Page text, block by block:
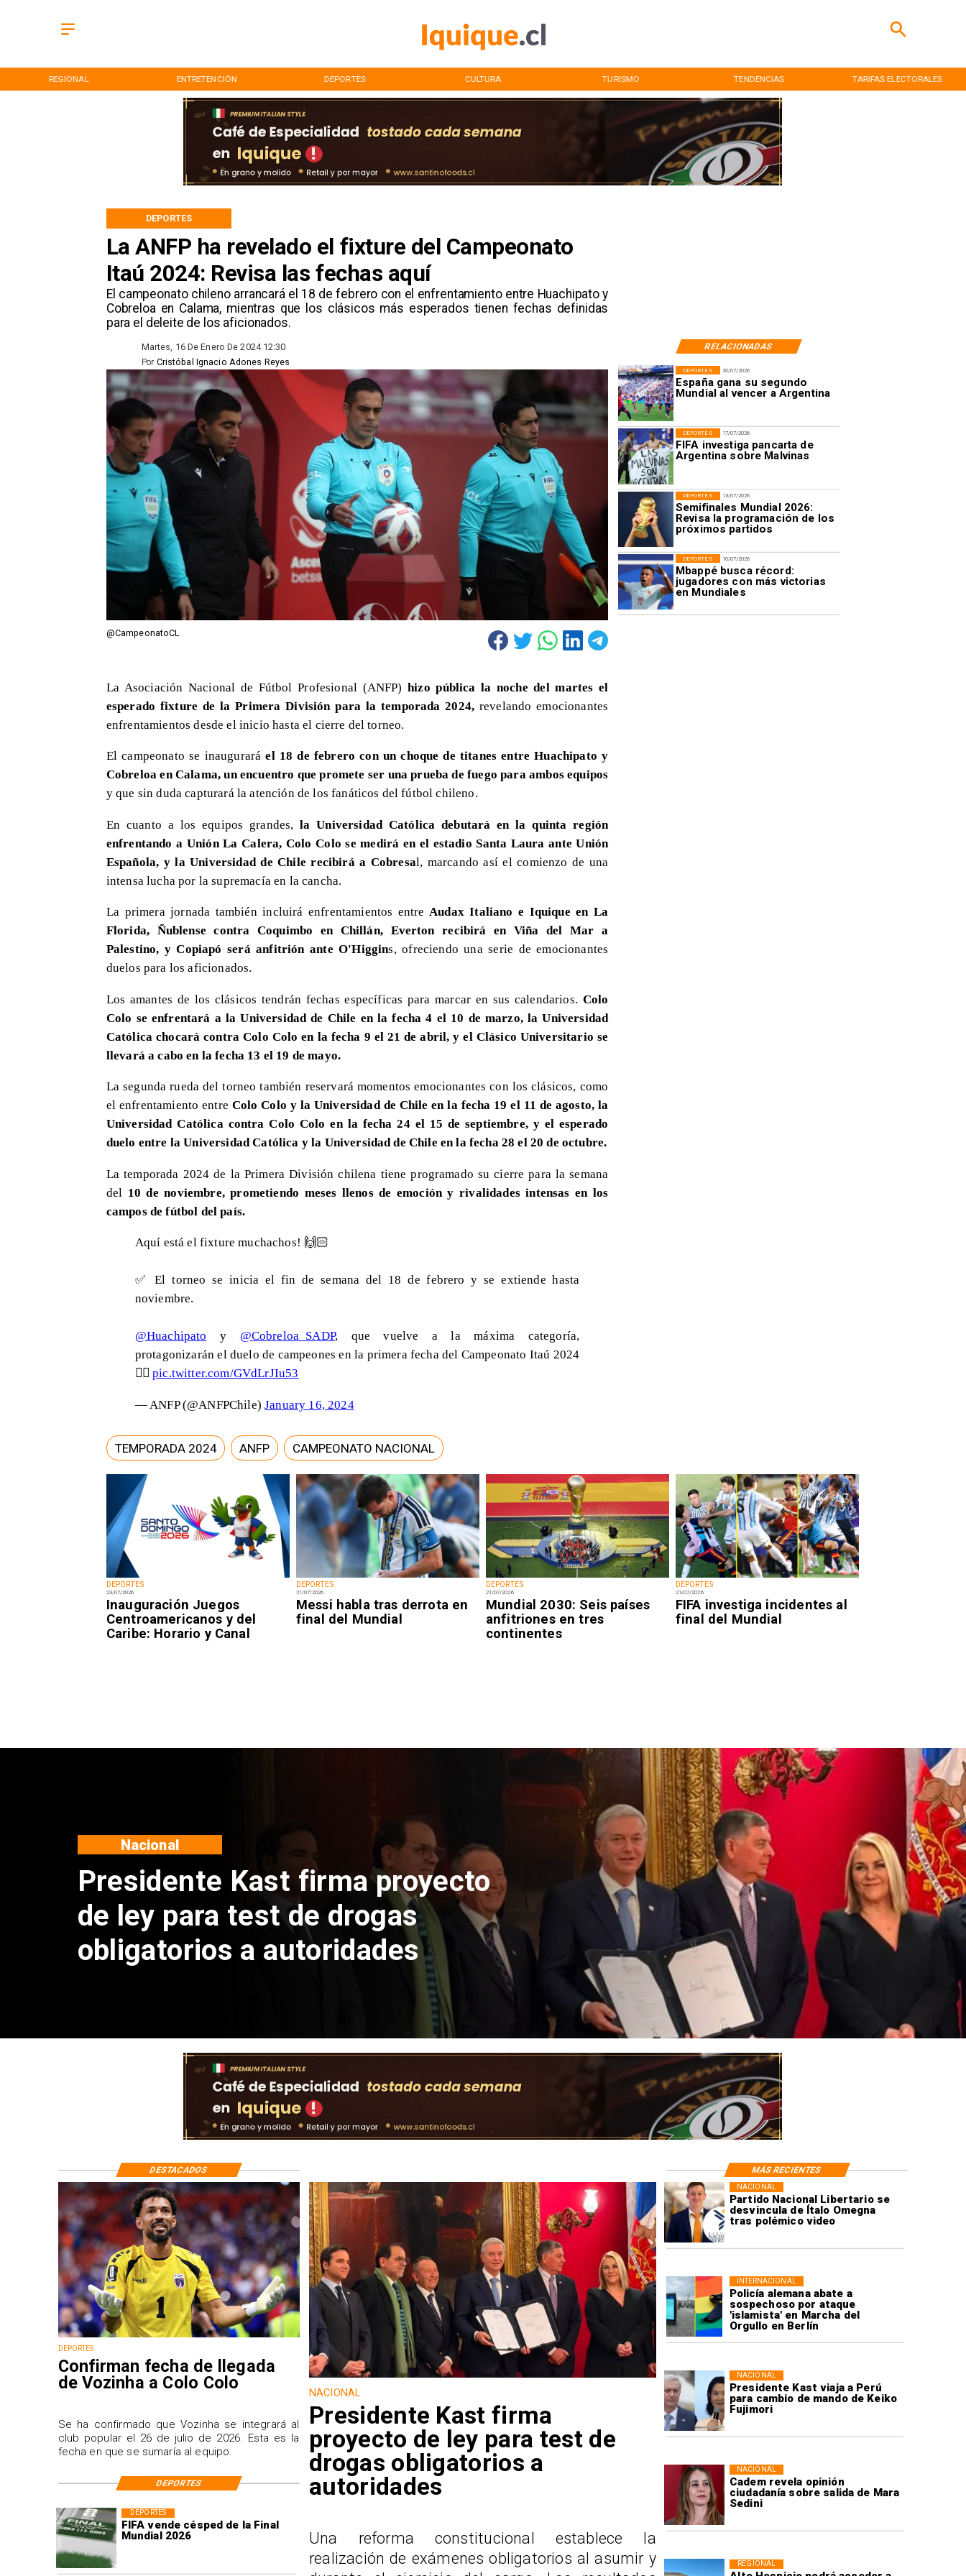
REGIONAL ENTRETENCIÓN DEPORTES CULTURA TURISMO TENDENCIAS TARIFAS ELECTORALES
La ANFP ha revelado el fixture del Campeonato
Itaú 2024: Revisa las fechas aquí
​El campeonato chileno arrancará el 18 de febrero con el enfrentamiento entre Huachipato y
Cobreloa en Calama, mientras que los clásicos más esperados tienen fechas definidas
para el deleite de los aficionados.
DEPORTES
RELACIONADAS
Martes, 16 De Enero De 2024 12:30
Cristóbal Ignacio Adones Reyes
Por
@CampeonatoCL
DEPORTES
23/07/2026
Inauguración Juegos
Centroamericanos y del
Caribe: Horario y Canal
DEPORTES
21/07/2026
Messi habla tras derrota en
final del Mundial
DEPORTES
21/07/2026
Mundial 2030: Seis países
anfitriones en tres
continentes
DEPORTES
21/07/2026
FIFA investiga incidentes al
final del Mundial
20/07/2026
España gana su segundo
Mundial al vencer a Argentina
DEPORTES
17/07/2026
FIFA investiga pancarta de
Argentina sobre Malvinas
DEPORTES
13/07/2026
Semifinales Mundial 2026:
Revisa la programación de los
próximos partidos
DEPORTES
10/07/2026
Mbappé busca récord:
jugadores con más victorias
en Mundiales
DEPORTES
La Asociación Nacional de Fútbol Profesional (ANFP)hizo pública la noche del martes el
esperado fixture de la Primera División para la temporada 2024, revelando emocionantes
enfrentamientos desde el inicio hasta el cierre del torneo.
​El campeonato se inaugurará el 18 de febrero con un choque de titanes entre Huachipato y
Cobreloa en Calama, un encuentro que promete ser una prueba de fuego para ambos equipos
y que sin duda capturará la atención de los fanáticos del fútbol chileno.
En cuanto a los equipos grandes,la Universidad Católica debutará en la quinta región
enfrentando a Unión La Calera, Colo Colo se medirá en el estadio Santa Laura ante Unión
Española, y la Universidad de Chile recibirá a Cobresal, marcando así el comienzo de una
intensa lucha por la supremacía en la cancha.
La primera jornada también incluirá enfrentamientos entre Audax Italiano e Iquique en La
Florida, Ñublense contra Coquimbo en Chillán, Everton recibirá en Viña del Mar a
Palestino, y Copiapó será anfitrión ante O'Higgins, ofreciendo una serie de emocionantes
duelos para los aficionados.
Los amantes de los clásicos tendrán fechas específicas para marcar en sus calendarios. Colo
Colo se enfrentará a la Universidad de Chile en la fecha 4 el 10 de marzo, la Universidad
Católica chocará contra Colo Colo en la fecha 9 el 21 de abril, y el Clásico Universitario se
llevará a cabo en la fecha 13 el 19 de mayo.
La segunda rueda del torneo también reservará momentos emocionantes con los clásicos, como
el enfrentamiento entre Colo Colo y la Universidad de Chile en la fecha 19 el 11 de agosto, la
Universidad Católica contra Colo Colo en la fecha 24 el 15 de septiembre, y el esperado
duelo entre la Universidad Católica y la Universidad de Chile en la fecha 28 el 20 de octubre.
La temporada 2024 de la Primera División chilena tiene programado su cierre para la semana
del 10 de noviembre, prometiendo meses llenos de emoción y rivalidades intensas en los
campos de fútbol del país.
Aquí está el fixture muchachos! 🙌🏻
✅ El torneo se inicia el fin de semana del 18 de febrero y se extiende hasta
noviembre.
@Huachipato y @Cobreloa_SADP, que vuelve a la máxima categoría,
protagonizarán el duelo de campeones en la primera fecha del Campeonato Itaú 2024
👇🏼pic.twitter.com/GVdLrJIu53
— ANFP (@ANFPChile)January 16, 2024
TEMPORADA 2024 ANFP CAMPEONATO NACIONAL
Confirman fecha de llegada de
Vozinha a Colo Colo
Deportes
Partido Nacional Libertario se
desvincula de Ítalo Omegna
tras polémico video
NACIONAL
Policía alemana abate a
sospechoso por ataque
'islamista' en Marcha del
Orgullo en Berlín
INTERNACIONAL
Presidente Kast viaja a Perú
para cambio de mando de Keiko
Fujimori
NACIONAL
Cadem revela opinión
ciudadanía sobre salida de Mara
Sedini
NACIONAL
REGIONAL
FIFA vende césped de la Final
Mundial 2026
DEPORTES
DEPORTES
Confirman fecha de llegada
de Vozinha a Colo Colo
Se ha confirmado que Vozinha se integrará al
club popular el 26 de julio de 2026. Esta es la
fecha en que se sumaría al equipo.
NACIONAL
Presidente Kast firma
proyecto de ley para test de
drogas obligatorios a
autoridades
Una reforma constitucional establece la
realización de exámenes obligatorios al asumir y
DESTACADOS MÁS RECIENTES
DEPORTES